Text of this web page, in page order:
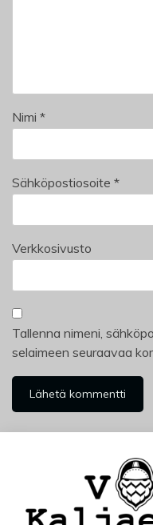
Nimi *
Sähköpostiosoite *
Verkkosivusto
Tallenna nimeni,
selaimeen seuraavaa